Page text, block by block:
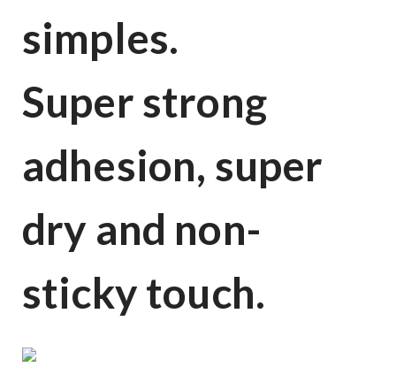
simples.
Super strong
adhesion, super
dry and non-
sticky touch.